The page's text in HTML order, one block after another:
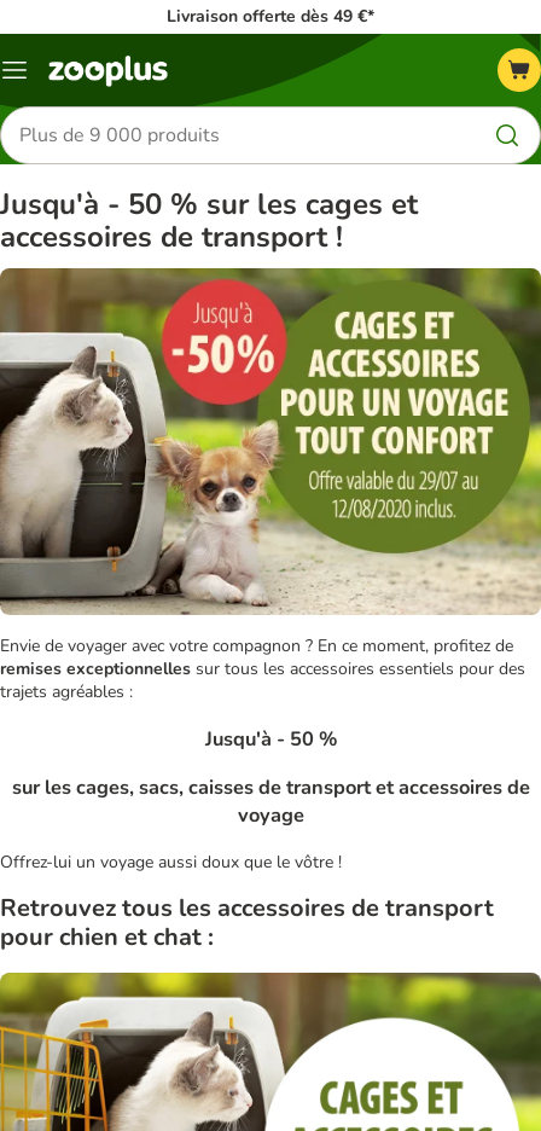
Livraison offerte dès 49 €*
Menu
Rechercher
des
produits
Jusqu'à - 50 % sur les cages et
accessoires de transport !
Envie de voyager avec votre compagnon ? En ce moment, profitez de
remises exceptionnelles sur tous les accessoires essentiels pour des
trajets agréables :
Jusqu'à - 50 %
sur les cages, sacs, caisses de transport et accessoires de
voyage
Offrez-lui un voyage aussi doux que le vôtre !
Retrouvez tous les accessoires de transport
pour chien et chat :